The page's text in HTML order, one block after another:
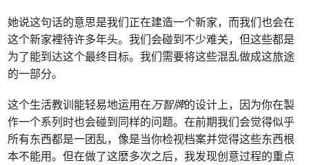
她说这句话的意思是我们正在建造一个新家，而我们也会在
这个新家裡待许多年头。我们会碰到不少难关，但这些都是
为了能到达这个最终目标。我们需要将这些混乱做成这旅途
的一部分。
这个生活教训能轻易地运用在万智牌的设计上，因为你在製
作一个系列时也会碰到同样的问题。在前期我们会觉得似乎
所有东西都是一团乱，像是当你检视档案并觉得这些东西根
本不能用。但在做了这麽多次之后，我发现创意过程的重点